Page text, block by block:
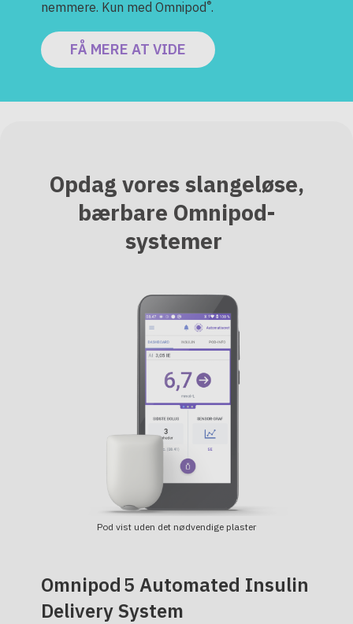
nemmere. Kun med Omnipod®.
FÅ MERE AT VIDE
Opdag vores slangeløse,
bærbare Omnipod-
systemer
Pod vist uden det nødvendige plaster
Omnipod 5 Automated Insulin
Delivery System